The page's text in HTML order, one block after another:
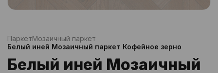
ПаркетМозаичный паркет
Белый иней Мозаичный паркет Кофейное зерно
Белый иней Мозаичный